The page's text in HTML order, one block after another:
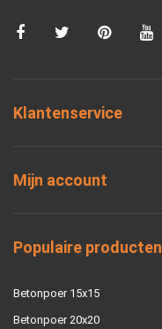
Klantenservice
Mijn account
Populaire producten
Betonpoer 15x15
Betonpoer 20x20